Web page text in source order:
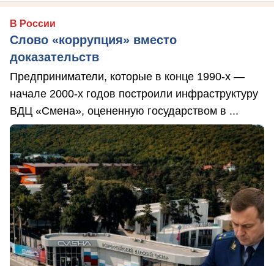
В России
Слово «коррупция» вместо
доказательств
Предприниматели, которые в конце 1990-х —
начале 2000-х годов построили инфраструктуру
ВДЦ «Смена», оцененную государством в ...